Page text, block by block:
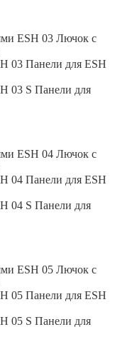
Лючок с
Панели для ESH
Панели для
Лючок с
Панели для ESH
Панели для
Лючок с
Панели для ESH
Панели для